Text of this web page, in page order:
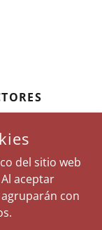
- TODOS
del sitio web
aceptar
con